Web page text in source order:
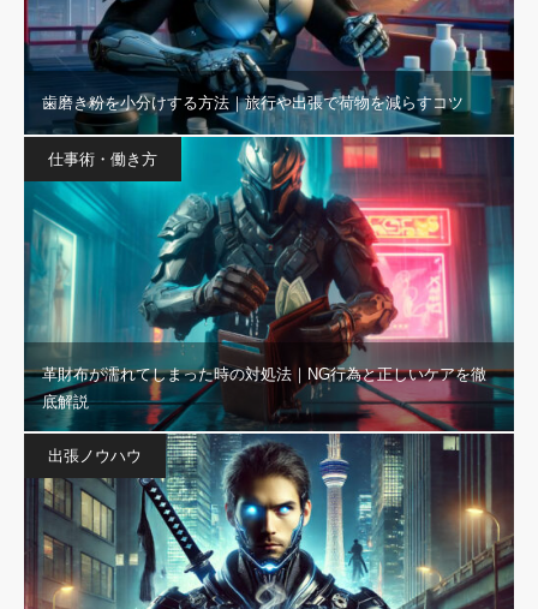
歯磨き粉を小分けする方法｜旅行や出張で荷物を減らすコツ
仕事術・働き方
革財布が濡れてしまった時の対処法｜NG行為と正しいケアを徹
底解説
出張ノウハウ